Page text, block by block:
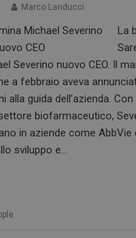
Marco Landucci
La
Severino nuovo CEO. Il
a febbraio aveva
alla guida dell’azienda.
biofarmaceutico,
in aziende come AbbVie
sviluppo e…